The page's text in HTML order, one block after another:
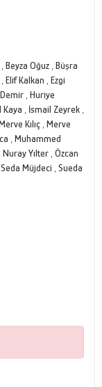
Beyza Oğuz Büşra
Elif Kalkan
Ezgi
Huriye
Kaya İsmail Zeyrek
Kılıç Merve
Muhammed
Nuray Yılter Özcan
Seda Müjdeci
Sueda